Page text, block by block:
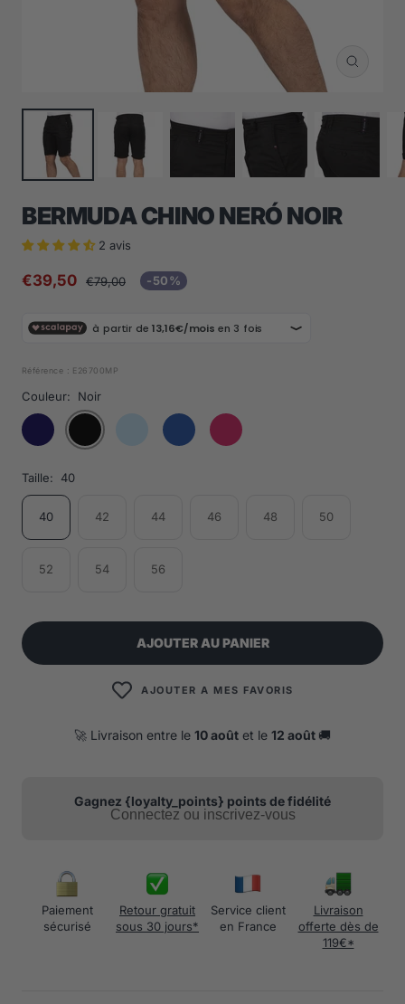
Zoom
BERMUDA CHINO NERÓ NOIR
2 avis
Prix
vente
€39,50
Prix
€79,00 -50%
Référence : E26700MP
Couleur: Noir
Taille: 40
40 42 44 46 48 50
52 54 56
AJOUTER AU PANIER
AJOUTER A MES FAVORIS
🚀 Livraison entre le 10 août et le 12 août 🚚
Gagnez {loyalty_points} points de fidélité
Connectez ou inscrivez-vous
Paiement
sécurisé
Retour gratuit
sous 30 jours*
Service client
en France
Livraison
offerte dès de
119€*